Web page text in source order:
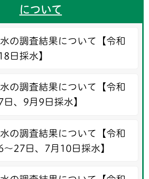
について
の調査結果について【令和
日採水】
の調査結果について【令和
、9月9日採水】
の調査結果について【令和
27日、7月10日採水】